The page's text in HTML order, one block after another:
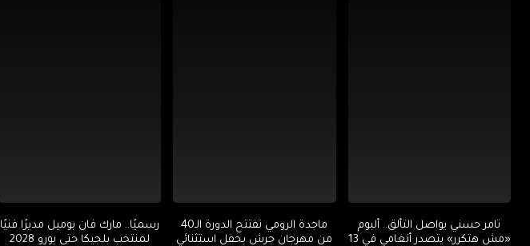
تامر حسني يواصل التألق.. ألبوم
«مش هتكرر» يتصدر أنغامي في 13
ماجدة الرومي تفتتح الدورة الـ40
من مهرجان جرش بحفل استثنائي
رسميًا.. مارك فان بوميل مديرًا فنيًا
لمنتخب بلجيكا حتى يورو 2028